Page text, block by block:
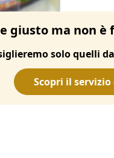
giusto ma non è
solo quelli
Scopri il